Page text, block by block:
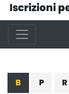
Iscrizioni
B P R